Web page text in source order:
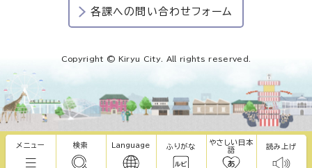
メニュー 検索 Language ふりがな
やさしい日本
語
読み上げ
各課への問い合わせフォーム
Copyright © Kiryu City. All rights reserved.